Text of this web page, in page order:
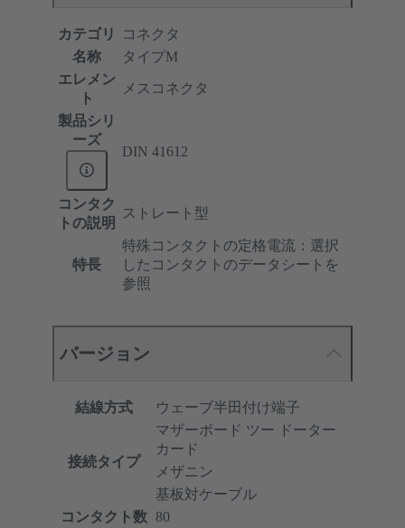
カテゴリ
コネクタ
名称
タイプM
エレメン
ト
メスコネクタ
製品シリ
ーズ
DIN 41612
コンタク
トの説明
ストレート型
特長
特殊コンタクトの定格電流：選択
したコンタクトのデータシートを
参照
バージョン
結線方式 ウェーブ半田付け端子
接続タイプ
マザーボード ツー ドーター
カード
メザニン
基板対ケーブル
コンタクト数
80